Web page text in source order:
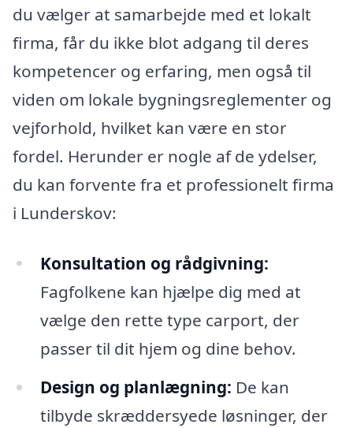
du vælger at samarbejde med et lokalt
firma, får du ikke blot adgang til deres
kompetencer og erfaring, men også til
viden om lokale bygningsreglementer og
vejforhold, hvilket kan være en stor
fordel. Herunder er nogle af de ydelser,
du kan forvente fra et professionelt firma
i Lunderskov:
Konsultation og rådgivning:
Fagfolkene kan hjælpe dig med at
vælge den rette type carport, der
passer til dit hjem og dine behov.
Design og planlægning: De kan
tilbyde skræddersyede løsninger, der